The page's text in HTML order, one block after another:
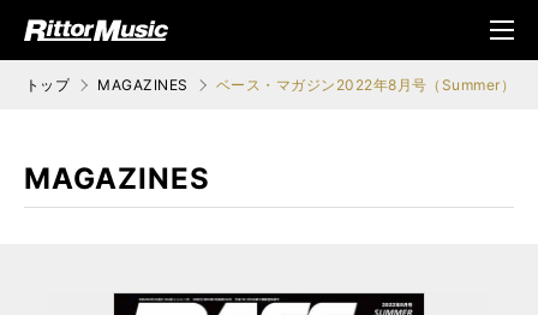
ジック (Rittor Musi
メニ
ュ
トップ MAGAZINES ベース・マガジン2022年8月号（Summer）
MAGAZINES